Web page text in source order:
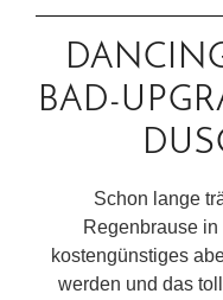
BAD-
Schon lange
Regenbrause
kostengünstiges
werden und das